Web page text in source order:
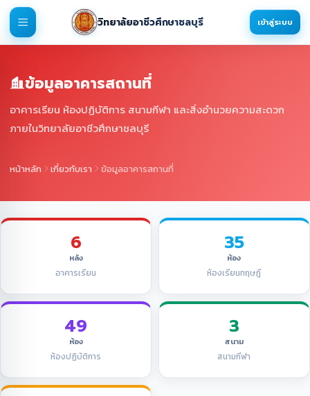
วิทยาลัยอาชีวศึกษาชลบุรี เข้าสู่ระบบ
ข้อมูลอาคารสถานที่
อาคารเรียน ห้องปฏิบัติการ สนามกีฬา และสิ่งอำนวยความสะดวก
ภายในวิทยาลัยอาชีวศึกษาชลบุรี
หน้าหลัก เกี่ยวกับเรา ข้อมูลอาคารสถานที่
6
หลัง
อาคารเรียน
35
ห้อง
ห้องเรียนทฤษฎี
49
ห้อง
ห้องปฏิบัติการ
3
สนาม
สนามกีฬา